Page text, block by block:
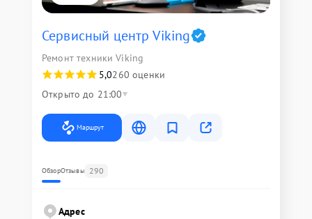
Сервисный центр Viking
Ремонт техники Viking
5,0260 оценки
Открыто до 21:00
Маршрут
ОбзорОтзывы 290
Адрес